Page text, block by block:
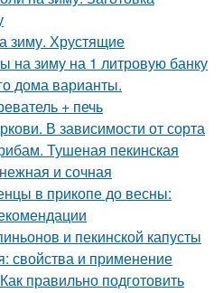
зиму. Хрустящие
на зиму на 1 литровую банку
дома варианты.
+ печь
В зависимости от сорта
Тушеная пекинская
и сочная
в прикопе до весны:
и пекинской капусты
свойства и применение
правильно подготовить